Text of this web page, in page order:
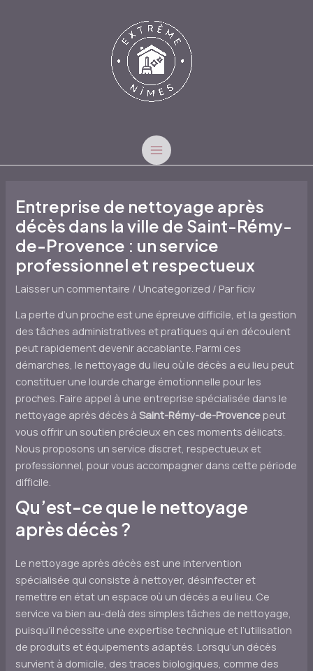
MAIN
Entreprise de nettoyage après
décès dans la ville de Saint-Rémy-
de-Provence : un service
professionnel et respectueux
Laisser un commentaire / Uncategorized / Parficiv
La perte d’un proche est une épreuve difficile, et la gestion
des tâches administratives et pratiques qui en découlent
peut rapidement devenir accablante. Parmi ces
démarches, le nettoyage du lieu où le décès a eu lieu peut
constituer une lourde charge émotionnelle pour les
proches. Faire appel à une entreprise spécialisée dans le
nettoyage après décès àSaint-Rémy-de-Provencepeut
vous offrir un soutien précieux en ces moments délicats.
Nous proposons un service discret, respectueux et
professionnel, pour vous accompagner dans cette période
difficile.
Qu’est-ce que le nettoyage
après décès ?
Le nettoyage après décès est une intervention
spécialisée qui consiste à nettoyer, désinfecter et
remettre en état un espace où un décès a eu lieu. Ce
service va bien au-delà des simples tâches de nettoyage,
puisqu’il nécessite une expertise technique et l’utilisation
de produits et équipements adaptés. Lorsqu’un décès
survient à domicile, des traces biologiques, comme des